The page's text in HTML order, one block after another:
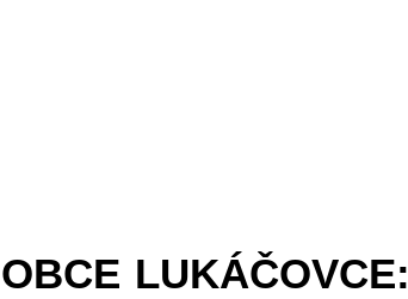
LUKÁČOVCE: